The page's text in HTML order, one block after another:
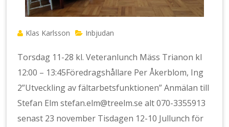
Klas Karlsson Inbjudan
Torsdag 11-28 kl. Veteranlunch Mäss Trianon kl
12:00 – 13:45Föredragshållare Per Åkerblom, Ing
2”Utveckling av fältarbetsfunktionen” Anmälan till
Stefan Elm stefan.elm@treelm.se alt 070-3355913
senast 23 november Tisdagen 12-10 Jullunch för